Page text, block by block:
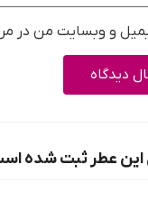
و وبسایت من در